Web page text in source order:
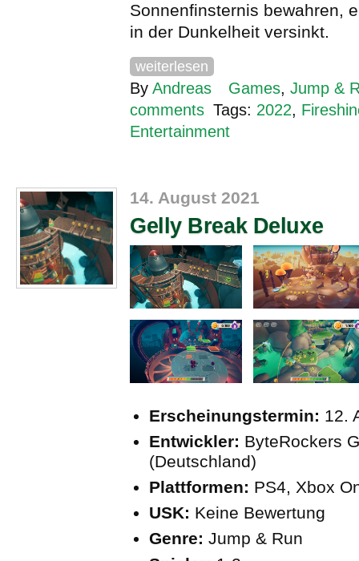
Sonnenfinsternis bewahren,
in der Dunkelheit versinkt.
weiterlesen
By Andreas Games, Jump &
comments Tags: 2022,
Entertainment
14. August 2021
Gelly Break Deluxe
Erscheinungstermin: 12.
Entwickler: ByteRockers
(Deutschland)
Plattformen: PS4, Xbox
USK: Keine Bewertung
Genre: Jump & Run